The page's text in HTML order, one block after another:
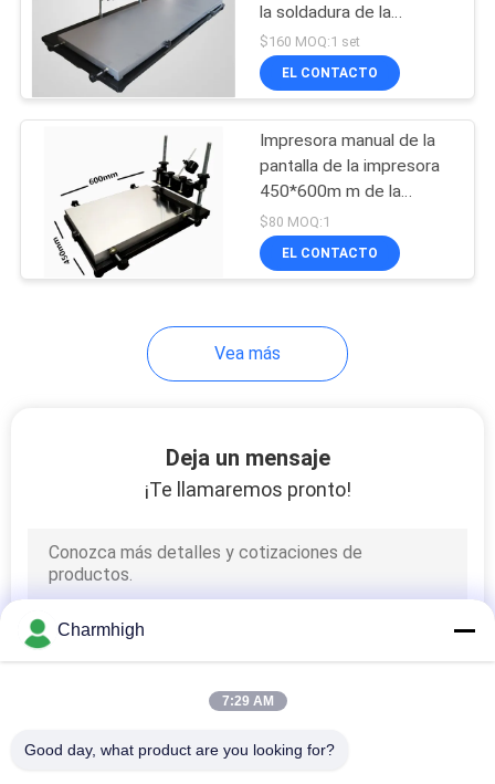
Planta de
fabricación del PWB
Accesorios de SMT
máquina que suelda
de la onda
la soldadura de la
impresora 1300*240m m
de la plantilla del 1.2m
LED manualmente
$160 MOQ:1 set
EL CONTACTO
Impresora manual de la
pantalla de la impresora
450*600m m de la
plantilla de SMT de un
tamaño más grande
4560
$80 MOQ:1
EL CONTACTO
Vea más
Deja un mensaje
¡Te llamaremos pronto!
Charmhigh
7:29 AM
Good day, what product are you looking for?